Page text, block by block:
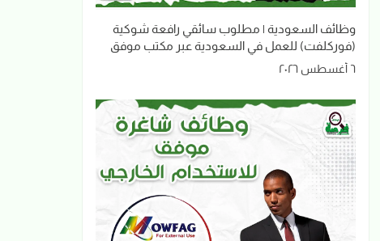
وظائف السعودية | مطلوب سائقي رافعة شوكية
(فوركلفت) للعمل في السعودية عبر مكتب موفق
٦ أغسطس ٢٠٢٦